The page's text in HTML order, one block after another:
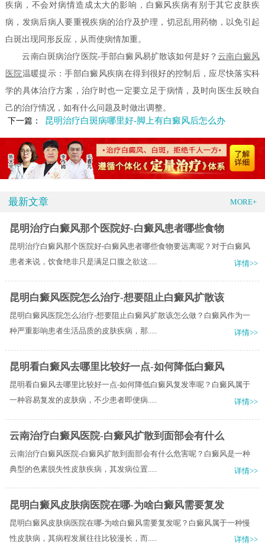
疾病，不会对病情造成太大的影响，白癜风疾病有别于其它皮肤疾
病，发病后病人要重视疾病的治疗及护理，切忌乱用药物，以免引起
白斑出现同形反应，从而使病情加重。
云南白斑病治疗医院-手部白癜风易扩散该如何是好？云南白癜风
医院温暖提示：手部白癜风疾病在得到很好的控制后，应尽快落实科
学的具体治疗方案，治疗时也一定要立足于病情，及时向医生反映自
己的治疗情况，如有什么问题及时做出调整。
下一篇：
昆明治疗白斑病哪里好-脚上有白癜风后怎么办
最新文章 MORE+
昆明治疗白癜风那个医院好-白癜风患者哪些食物
昆明治疗白癜风那个医院好-白癜风患者哪些食物要远离呢？对于白癜风
患者来说，饮食绝非只是满足口腹之欲这.....
详情>>
昆明白癜风医院怎么治疗-想要阻止白癜风扩散该
昆明白癜风医院怎么治疗-想要阻止白癜风扩散该怎么做？白癜风作为一
种严重影响患者生活品质的皮肤疾病，那.....
详情>>
昆明看白癜风去哪里比较好一点-如何降低白癜风
昆明看白癜风去哪里比较好一点-如何降低白癜风复发率呢？白癜风属于
一种容易复发的皮肤病，不少患者即便病.....
详情>>
云南治疗白癜风医院-白癜风扩散到面部会有什么
云南治疗白癜风医院-白癜风扩散到面部会有什么危害呢？白癜风是一种
典型的色素脱失性皮肤疾病，其发病位置.....
详情>>
昆明白癜风皮肤病医院在哪-为啥白癜风需要复发
昆明白癜风皮肤病医院在哪-为啥白癜风需要复发呢？白癜风属于一种慢
性皮肤病，其病程发展往往比较漫长，而.....
详情>>